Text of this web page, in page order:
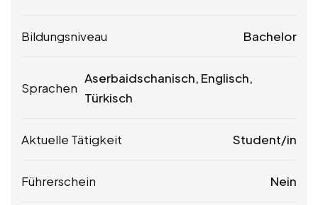
Bildungsniveau Bachelor
Sprachen
Aserbaidschanisch, Englisch,
Türkisch
Aktuelle Tätigkeit Student/in
Führerschein Nein